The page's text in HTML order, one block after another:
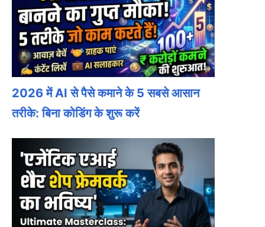
2026 में AI से पैसे कमाने के 5 सबसे आसान
तरीके: बिना कोडिंग के शुरू करें